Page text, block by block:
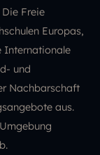
Freie
Europas,
Internationale
und
Nachbarschaft
aus.